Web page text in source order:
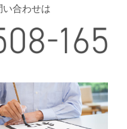
合わせは